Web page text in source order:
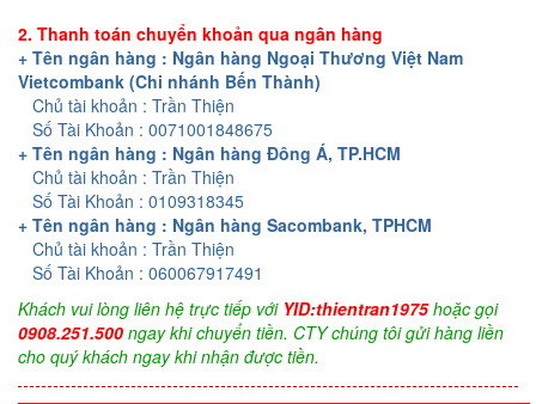
2. Thanh toán chuyển khoản qua ngân hàng
+ Tên ngân hàng : Ngân hàng Ngoại Thương Việt Nam
Vietcombank (Chi nhánh Bến Thành)
Chủ tài khoản : Trần Thiện
Số Tài Khoản : 0071001848675
+ Tên ngân hàng : Ngân hàng Đông Á, TP.HCM
Chủ tài khoản : Trần Thiện
Số Tài Khoản : 0109318345
+ Tên ngân hàng : Ngân hàng Sacombank, TPHCM
Chủ tài khoản : Trần Thiện
Số Tài Khoản : 060067917491
Khách vui lòng liên hệ trực tiếp với YID:thientran1975hoặc gọi
0908.251.500 ngay khi chuyển tiền. CTY chúng tôi gửi hàng liền
cho quý khách ngay khi nhận được tiền.